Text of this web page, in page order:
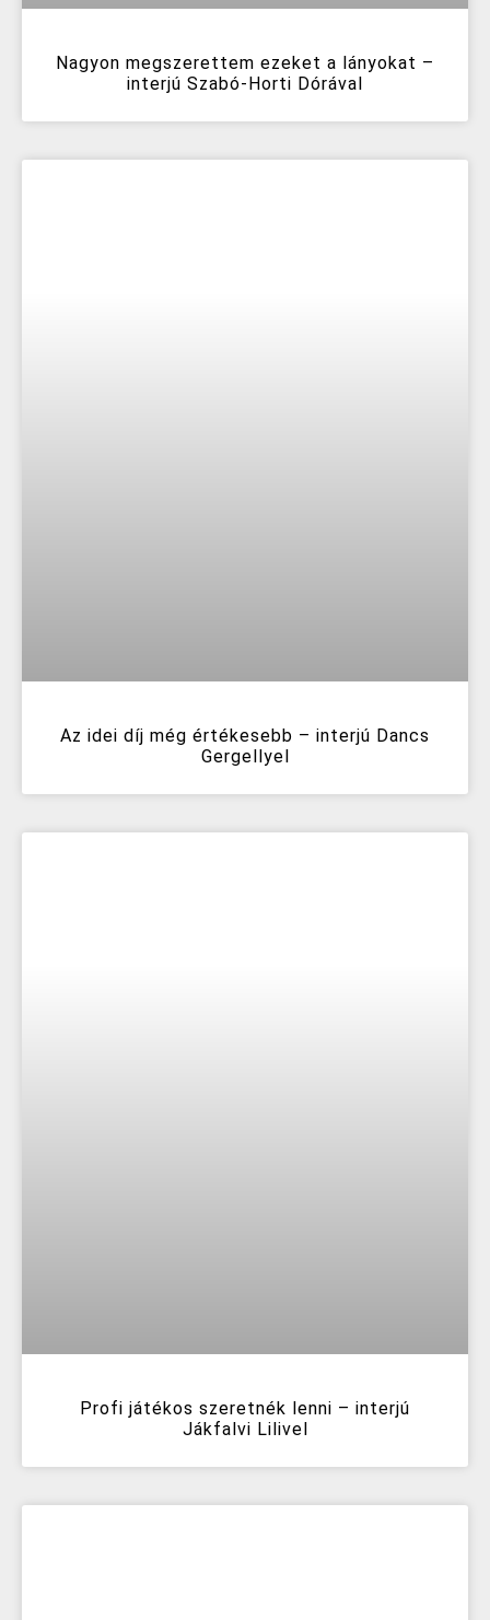
Nagyon megszerettem ezeket a lányokat –
interjú Szabó-Horti Dórával
Az idei díj még értékesebb – interjú Dancs
Gergellyel
Profi játékos szeretnék lenni – interjú
Jákfalvi Lilivel